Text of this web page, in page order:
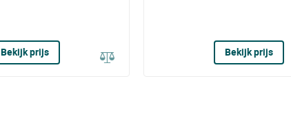
Bekijk prijs Bekijk prijs